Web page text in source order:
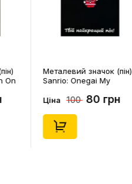
On
Металевий значок (пін)
Sanrio: Onegai My
Melody, (14543)
Ціна 100 80 грн